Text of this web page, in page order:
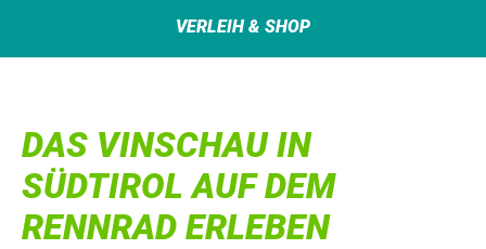
VERLEIH & SHOP
DAS VINSCHAU IN
SÜDTIROL AUF DEM
RENNRAD ERLEBEN